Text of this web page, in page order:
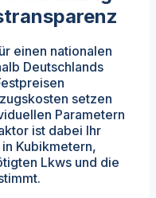
einen nationalen
Deutschlands
setzen
Parametern
ist dabei Ihr
Kubikmetern,
Lkws und die